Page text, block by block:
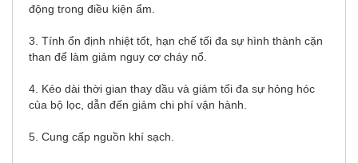
động trong điều kiện ẩm.
3. Tính ổn định nhiệt tốt, hạn chế tối đa sự hình thành cặn
than để làm giảm nguy cơ cháy nổ.
4. Kéo dài thời gian thay dầu và giảm tối đa sự hỏng hóc
của bộ lọc, dẫn đến giảm chi phí vận hành.
5. Cung cấp nguồn khí sạch.